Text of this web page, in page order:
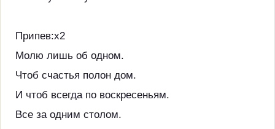
Припев:х2
Молю лишь об одном.
Чтоб счастья полон дом.
И чтоб всегда по воскресеньям.
Все за одним столом.